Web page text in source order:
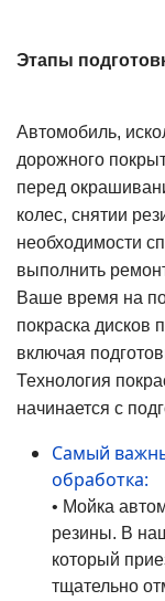
Этапы
Автомобиль,
дорожного
перед
колес, снятии
необходимости
выполнить
Ваше время на
покраска дисков
включая
Технология
начинается с
Самый
обработка:
• Мойка
резины. В
который
тщательно